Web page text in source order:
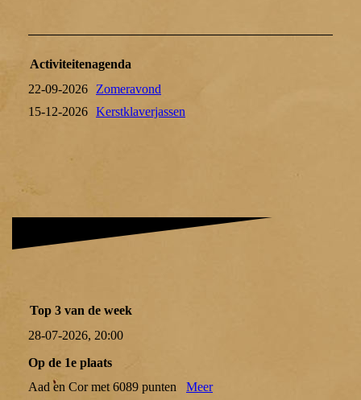
Activiteitenagenda
22-09-2026
Zomeravond
15-12-2026 Kerstklaverjassen
Top 3 van de week
28-07-2026, 20:00
Op de 1e plaats
Aad en Cor met 6089 punten Meer